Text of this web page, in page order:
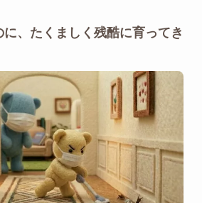
、たくましく残酷に育ってき